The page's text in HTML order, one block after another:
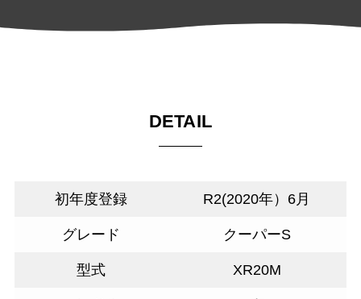
DETAIL
初年度登録 R2(2020年）6月
グレード クーパーS
型式 XR20M